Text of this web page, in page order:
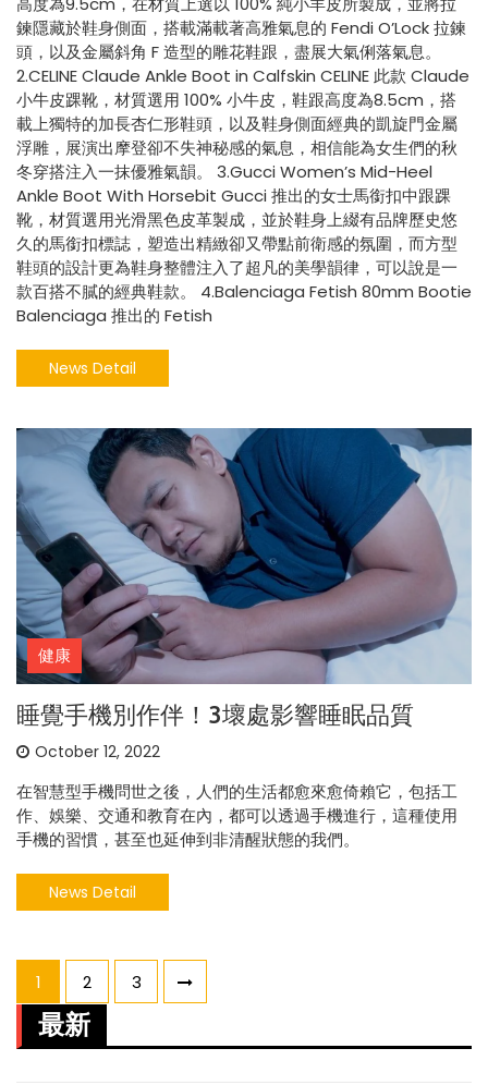
鍊隱藏於鞋身側面，搭載滿載著高雅氣息的 Fendi O’Lock 拉鍊
頭，以及金屬斜角 F 造型的雕花鞋跟，盡展大氣俐落氣息。
2.CELINE Claude Ankle Boot in Calfskin CELINE 此款 Claude
小牛皮踝靴，材質選用 100% 小牛皮，鞋跟高度為8.5cm，搭
載上獨特的加長杏仁形鞋頭，以及鞋身側面經典的凱旋門金屬
浮雕，展演出摩登卻不失神秘感的氣息，相信能為女生們的秋
冬穿搭注入一抹優雅氣韻。 3.Gucci Women’s Mid-Heel
Ankle Boot With Horsebit Gucci 推出的女士馬銜扣中跟踝
靴，材質選用光滑黑色皮革製成，並於鞋身上綴有品牌歷史悠
久的馬銜扣標誌，塑造出精緻卻又帶點前衛感的氛圍，而方型
鞋頭的設計更為鞋身整體注入了超凡的美學韻律，可以說是一
款百搭不膩的經典鞋款。 4.Balenciaga Fetish 80mm Bootie
Balenciaga 推出的 Fetish
News Detail
健康
睡覺手機別作伴！3壞處影響睡眠品質
October 12, 2022
在智慧型手機問世之後，人們的生活都愈來愈倚賴它，包括工
作、娛樂、交通和教育在內，都可以透過手機進行，這種使用
手機的習慣，甚至也延伸到非清醒狀態的我們。
News Detail
Posts
pagination
1 2 3
最新